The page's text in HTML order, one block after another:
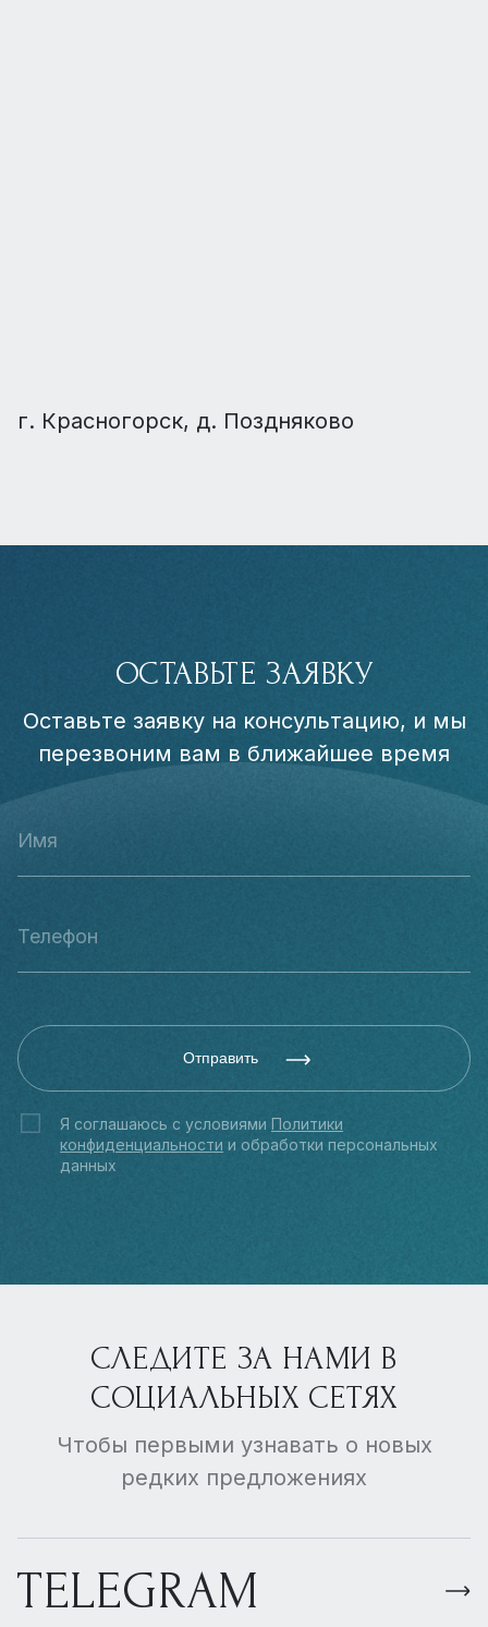
г. Красногорск, д. Поздняково
ОСТАВЬТЕ ЗАЯВКУ
Оставьте заявку на консультацию, и мы
перезвоним вам в ближайшее время
Отправить
Я соглашаюсь с условиями Политики
конфиденциальности и обработки персональных
данных
СЛЕДИТЕ ЗА НАМИ В
СОЦИАЛЬНЫХ СЕТЯХ
Чтобы первыми узнавать о новых
редких предложениях
TELEGRAM